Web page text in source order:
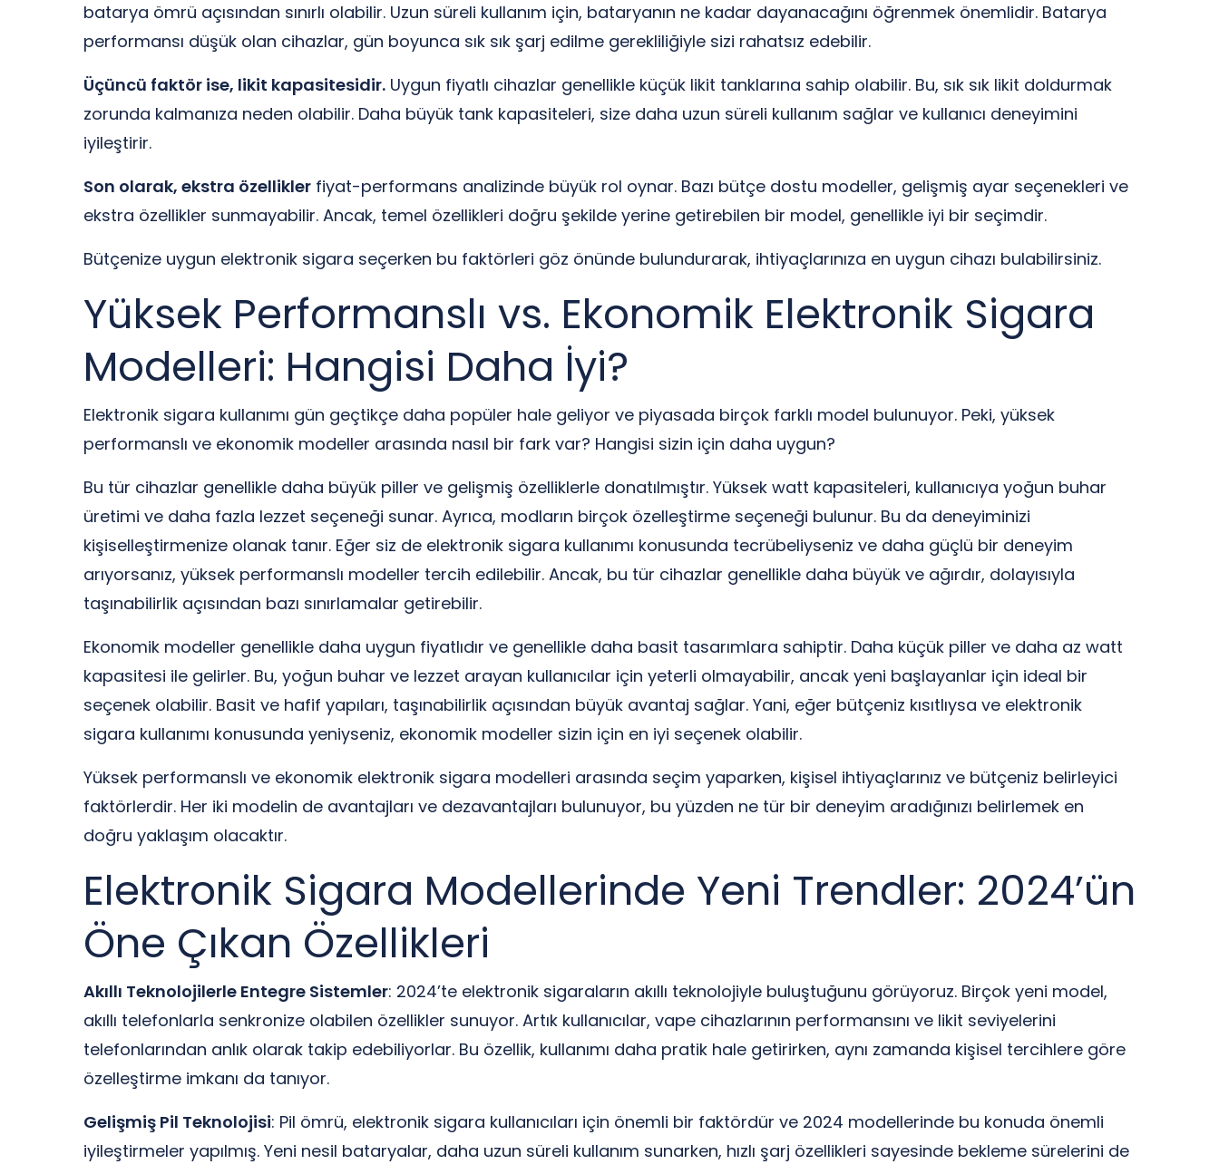
batarya ömrü açısından sınırlı olabilir. Uzun süreli kullanım için, bataryanın ne kadar dayanacağını öğrenmek önemlidir. Batarya
performansı düşük olan cihazlar, gün boyunca sık sık şarj edilme gerekliliğiyle sizi rahatsız edebilir.
Üçüncü faktör ise, likit kapasitesidir. Uygun fiyatlı cihazlar genellikle küçük likit tanklarına sahip olabilir. Bu, sık sık likit doldurmak
zorunda kalmanıza neden olabilir. Daha büyük tank kapasiteleri, size daha uzun süreli kullanım sağlar ve kullanıcı deneyimini
iyileştirir.
Son olarak, ekstra özellikler fiyat-performans analizinde büyük rol oynar. Bazı bütçe dostu modeller, gelişmiş ayar seçenekleri ve
ekstra özellikler sunmayabilir. Ancak, temel özellikleri doğru şekilde yerine getirebilen bir model, genellikle iyi bir seçimdir.
Bütçenize uygun elektronik sigara seçerken bu faktörleri göz önünde bulundurarak, ihtiyaçlarınıza en uygun cihazı bulabilirsiniz.
Yüksek Performanslı vs. Ekonomik Elektronik Sigara
Modelleri: Hangisi Daha İyi?
Elektronik sigara kullanımı gün geçtikçe daha popüler hale geliyor ve piyasada birçok farklı model bulunuyor. Peki, yüksek
performanslı ve ekonomik modeller arasında nasıl bir fark var? Hangisi sizin için daha uygun?
Bu tür cihazlar genellikle daha büyük piller ve gelişmiş özelliklerle donatılmıştır. Yüksek watt kapasiteleri, kullanıcıya yoğun buhar
üretimi ve daha fazla lezzet seçeneği sunar. Ayrıca, modların birçok özelleştirme seçeneği bulunur. Bu da deneyiminizi
kişiselleştirmenize olanak tanır. Eğer siz de elektronik sigara kullanımı konusunda tecrübeliyseniz ve daha güçlü bir deneyim
arıyorsanız, yüksek performanslı modeller tercih edilebilir. Ancak, bu tür cihazlar genellikle daha büyük ve ağırdır, dolayısıyla
taşınabilirlik açısından bazı sınırlamalar getirebilir.
Ekonomik modeller genellikle daha uygun fiyatlıdır ve genellikle daha basit tasarımlara sahiptir. Daha küçük piller ve daha az watt
kapasitesi ile gelirler. Bu, yoğun buhar ve lezzet arayan kullanıcılar için yeterli olmayabilir, ancak yeni başlayanlar için ideal bir
seçenek olabilir. Basit ve hafif yapıları, taşınabilirlik açısından büyük avantaj sağlar. Yani, eğer bütçeniz kısıtlıysa ve elektronik
sigara kullanımı konusunda yeniyseniz, ekonomik modeller sizin için en iyi seçenek olabilir.
Yüksek performanslı ve ekonomik elektronik sigara modelleri arasında seçim yaparken, kişisel ihtiyaçlarınız ve bütçeniz belirleyici
faktörlerdir. Her iki modelin de avantajları ve dezavantajları bulunuyor, bu yüzden ne tür bir deneyim aradığınızı belirlemek en
doğru yaklaşım olacaktır.
Elektronik Sigara Modellerinde Yeni Trendler: 2024’ün
Öne Çıkan Özellikleri
Akıllı Teknolojilerle Entegre Sistemler: 2024’te elektronik sigaraların akıllı teknolojiyle buluştuğunu görüyoruz. Birçok yeni model,
akıllı telefonlarla senkronize olabilen özellikler sunuyor. Artık kullanıcılar, vape cihazlarının performansını ve likit seviyelerini
telefonlarından anlık olarak takip edebiliyorlar. Bu özellik, kullanımı daha pratik hale getirirken, aynı zamanda kişisel tercihlere göre
özelleştirme imkanı da tanıyor.
Gelişmiş Pil Teknolojisi: Pil ömrü, elektronik sigara kullanıcıları için önemli bir faktördür ve 2024 modellerinde bu konuda önemli
iyileştirmeler yapılmış. Yeni nesil bataryalar, daha uzun süreli kullanım sunarken, hızlı şarj özellikleri sayesinde bekleme sürelerini de